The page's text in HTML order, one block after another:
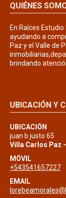
QUIÉNES
En Raíces
ayudando a
Paz y el Valle de
brindando
UBICACIÓN Y
UBICACIÓN
juan b justo 65
Villa Carlos Paz
MÓVIL
+543541657227
EMAIL